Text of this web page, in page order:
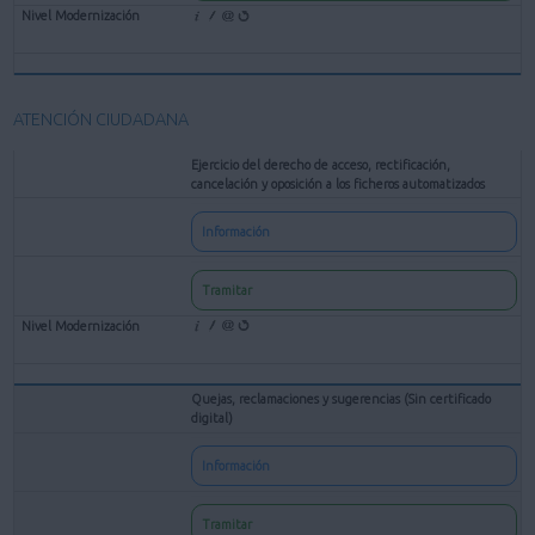
ATENCIÓN CIUDADANA
Ejercicio del derecho de acceso, rectificación,
cancelación y oposición a los ficheros automatizados
Información
Tramitar
Quejas, reclamaciones y sugerencias (Sin certificado
digital)
Información
Tramitar